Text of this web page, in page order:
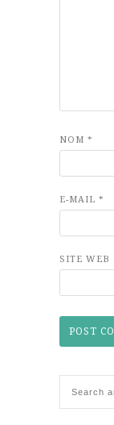
NOM *
E-MAIL *
SITE WEB